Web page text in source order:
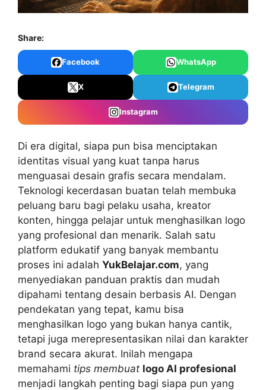
Share:
Facebook WhatsApp
X Telegram
Instagram
Di era digital, siapa pun bisa menciptakan
identitas visual yang kuat tanpa harus
menguasai desain grafis secara mendalam.
Teknologi kecerdasan buatan telah membuka
peluang baru bagi pelaku usaha, kreator
konten, hingga pelajar untuk menghasilkan logo
yang profesional dan menarik. Salah satu
platform edukatif yang banyak membantu
proses ini adalah YukBelajar.com, yang
menyediakan panduan praktis dan mudah
dipahami tentang desain berbasis AI. Dengan
pendekatan yang tepat, kamu bisa
menghasilkan logo yang bukan hanya cantik,
tetapi juga merepresentasikan nilai dan karakter
brand secara akurat. Inilah mengapa
memahami tips membuat logo AI profesional
menjadi langkah penting bagi siapa pun yang